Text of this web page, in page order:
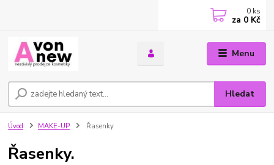
Menu
Hledat
0 ks
za 0 Kč
Úvod MAKE-UP Řasenky
Řasenky.